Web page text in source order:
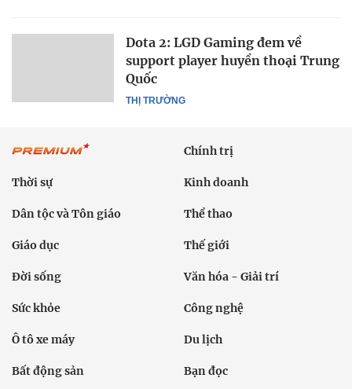
THỊ TRƯỜNG
Dota 2: LGD Gaming đem về
support player huyền thoại Trung
Quốc
Chính trị
Thời sự Kinh doanh
Dân tộc và Tôn giáo Thể thao
Giáo dục Thế giới
Đời sống Văn hóa - Giải trí
Sức khỏe Công nghệ
Ô tô xe máy Du lịch
Bất động sản Bạn đọc